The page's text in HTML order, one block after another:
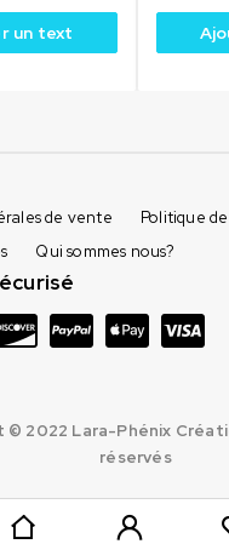
un text
de vente
Politique
Qui sommes nous?
© 2022 Lara-Phénix
réservés